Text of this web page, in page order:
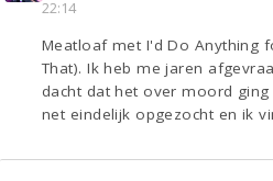
22:14
Meatloaf met I'd Do Anything
That). Ik heb me jaren
dacht dat het over moord
net eindelijk opgezocht en ik